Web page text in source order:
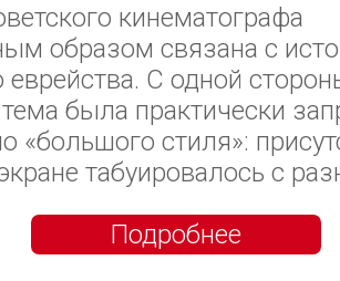
кинематографа
образом связана с
еврейства. С одной
была практически
«большого стиля»:
табуировалось с
Подробнее